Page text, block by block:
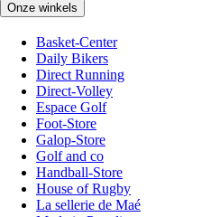
Onze winkels
Basket-Center
Daily Bikers
Direct Running
Direct-Volley
Espace Golf
Foot-Store
Galop-Store
Golf and co
Handball-Store
House of Rugby
La sellerie de Maé